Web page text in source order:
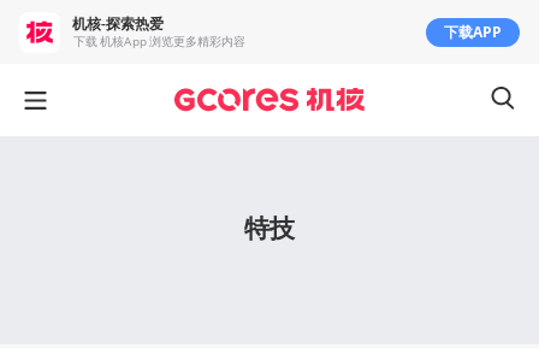
特技
机核-探索热爱
下载 机核App 浏览更多精彩内容 下载APP